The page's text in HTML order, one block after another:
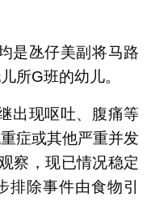
是氹仔美副将马路
所G班的幼儿。
出现呕吐、腹痛等
症或其他严重并发
察，现已情况稳定
排除事件由食物引